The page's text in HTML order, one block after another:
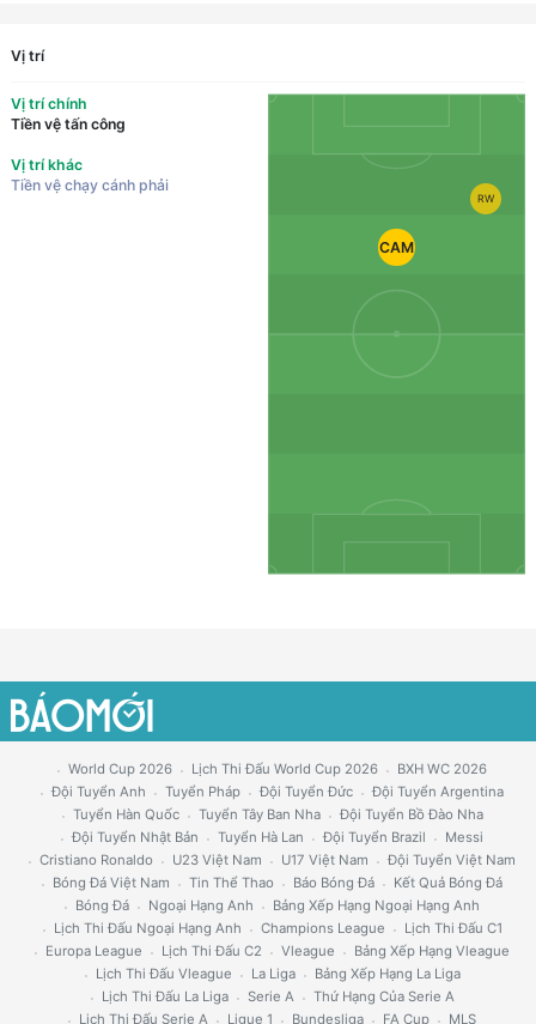
Vị trí
Vị trí chính
Tiền vệ tấn công
Vị trí khác
Tiền vệ chạy cánh phải
CAM
RW
World Cup 2026 Lịch Thi Đấu World Cup 2026
BXH WC 2026
Đội Tuyển Anh
Tuyển Pháp Đội Tuyển Đức
Đội Tuyển Argentina
Tuyển Hàn Quốc
Tuyển Tây Ban Nha
Đội Tuyển Bồ Đào Nha
Đội Tuyển Nhật Bản
Tuyển Hà Lan Đội Tuyển Brazil
Messi
Cristiano Ronaldo
U23 Việt Nam U17 Việt Nam
Đội Tuyển Việt Nam
Bóng Đá Việt Nam
Tin Thể Thao Báo Bóng Đá
Kết Quả Bóng Đá
Bóng Đá
Ngoại Hạng Anh
Bảng Xếp Hạng Ngoại Hạng Anh
Lịch Thi Đấu Ngoại Hạng Anh
Champions League
Lịch Thi Đấu C1
Europa League
Lịch Thi Đấu C2 Vleague
Bảng Xếp Hạng Vleague
Lịch Thi Đấu Vleague
La Liga
Bảng Xếp Hạng La Liga
Lịch Thi Đấu La Liga
Serie A
Thứ Hạng Của Serie A
Lịch Thi Đấu Serie A
Ligue 1 Bundesliga FA Cup MLS